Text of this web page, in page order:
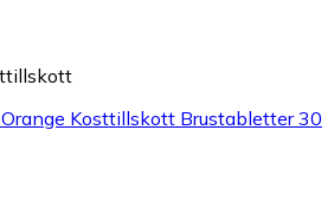
Kosttillskott Brustabletter 30